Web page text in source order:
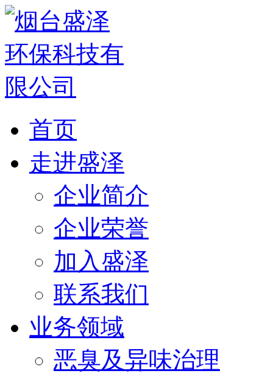
首页
走进盛泽
企业简介
企业荣誉
加入盛泽
联系我们
业务领域
恶臭及异味治理